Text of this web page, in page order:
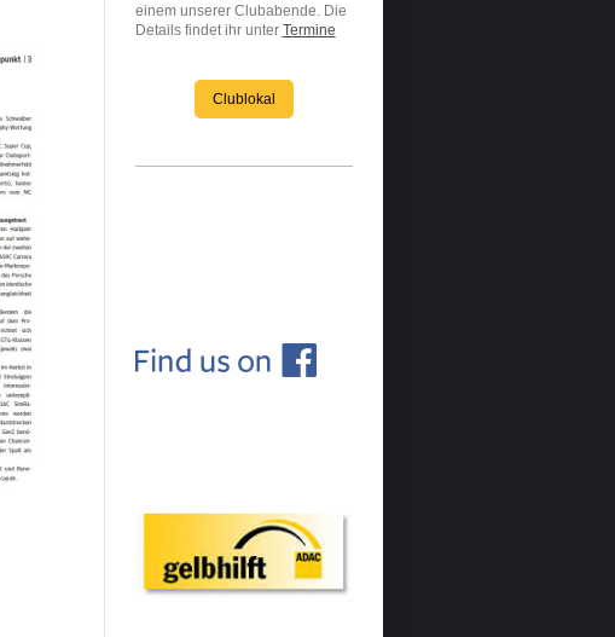
einem unserer Clubabende. Die
Details findet ihr unter Termine
Clublokal